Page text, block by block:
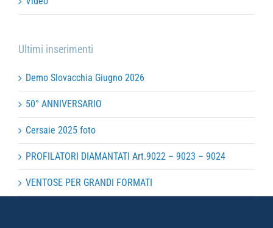
Ultimi inserimenti
Demo Slovacchia Giugno 2026
50° ANNIVERSARIO
Cersaie 2025 foto
PROFILATORI DIAMANTATI Art.9022 – 9023 – 9024
VENTOSE PER GRANDI FORMATI